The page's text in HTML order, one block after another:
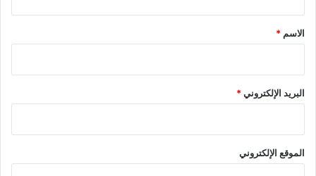
*
الاسم *
البريد الإلكتروني*
الموقع الإلكتروني